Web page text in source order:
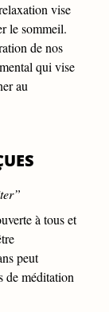
vise
le sommeil.
de nos
qui vise
au
à tous et
peut
de méditation